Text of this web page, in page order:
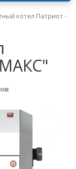
котел Патриот -